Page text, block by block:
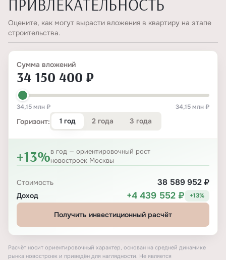
ПРИВЛЕКАТЕЛЬНОСТЬ
Оцените, как могут вырасти вложения в квартиру на этапе
строительства.
Сумма вложений
34 150 400 ₽
34,15 млн ₽ 34,15 млн ₽
Горизонт: 1 год 2 года 3 года
+13%в год — ориентировочный рост
новостроек Москвы
Стоимость 38 589 952 ₽
Доход +4 439 552 ₽ +13%
Получить инвестиционный расчёт
Расчёт носит ориентировочный характер, основан на средней динамике
рынка новостроек и приведён для наглядности. Не является